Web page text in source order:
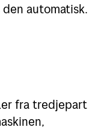
automatisk.
fra tredjepart